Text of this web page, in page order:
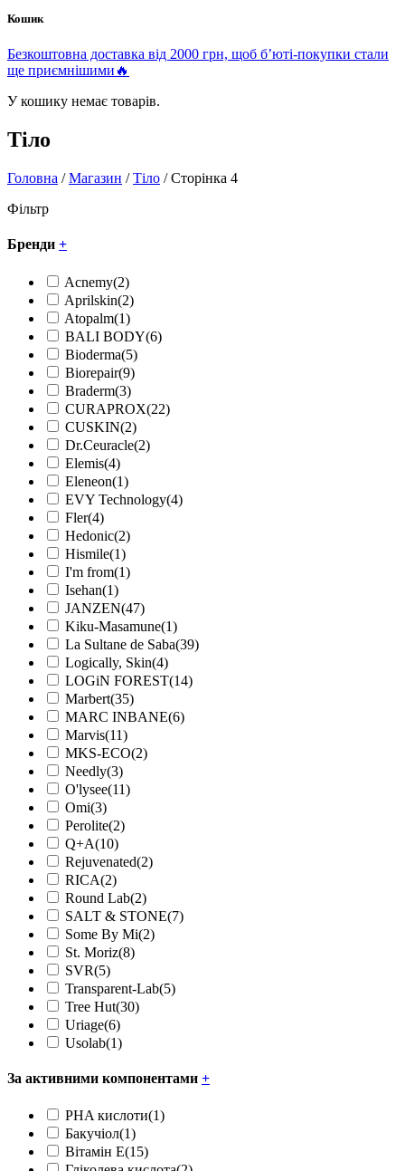
Кошик
Безкоштовна доставка від 2000 грн, щоб б’юті-покупки стали
ще приємнішими🔥
У кошику немає товарів.
Тіло
Головна /Магазин /Тіло / Сторінка 4
Фільтр
Бренди +
Acnemy(2)
Aprilskin(2)
Atopalm(1)
BALI BODY(6)
Bioderma(5)
Biorepair(9)
Braderm(3)
CURAPROX(22)
CUSKIN(2)
Dr.Ceuracle(2)
Elemis(4)
Eleneon(1)
EVY Technology(4)
Fler(4)
Hedonic(2)
Hismile(1)
I'm from(1)
Isehan(1)
JANZEN(47)
Kiku-Masamune(1)
La Sultane de Saba(39)
Logically, Skin(4)
LOGiN FOREST(14)
Marbert(35)
MARC INBANE(6)
Marvis(11)
MKS-ECO(2)
Needly(3)
O'lysee(11)
Omi(3)
Perolite(2)
Q+A(10)
Rejuvenated(2)
RICA(2)
Round Lab(2)
SALT & STONE(7)
Some By Mi(2)
St. Moriz(8)
SVR(5)
Transparent-Lab(5)
Tree Hut(30)
Uriage(6)
Usolab(1)
За активними компонентами +
PHA кислоти(1)
Бакучіол(1)
Вітамін Е(15)